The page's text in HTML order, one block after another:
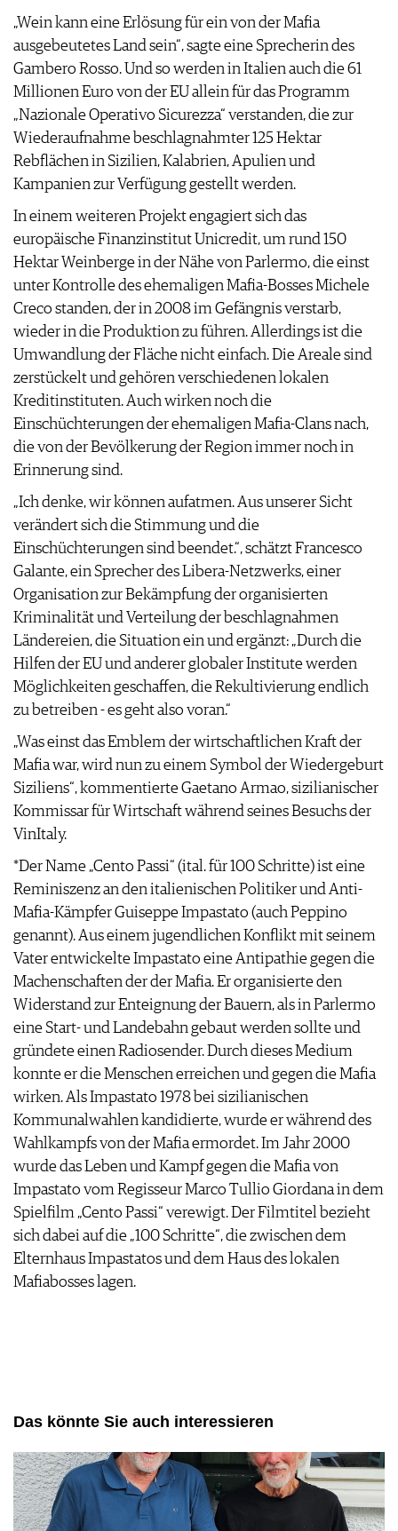
„Wein kann eine Erlösung für ein von der Mafia
ausgebeutetes Land sein“, sagte eine Sprecherin des
Gambero Rosso. Und so werden in Italien auch die 61
Millionen Euro von der EU allein für das Programm
„Nazionale Operativo Sicurezza“ verstanden, die zur
Wiederaufnahme beschlagnahmter 125 Hektar
Rebflächen in Sizilien, Kalabrien, Apulien und
Kampanien zur Verfügung gestellt werden.
In einem weiteren Projekt engagiert sich das
europäische Finanzinstitut Unicredit, um rund 150
Hektar Weinberge in der Nähe von Parlermo, die einst
unter Kontrolle des ehemaligen Mafia-Bosses Michele
Creco standen, der in 2008 im Gefängnis verstarb,
wieder in die Produktion zu führen. Allerdings ist die
Umwandlung der Fläche nicht einfach. Die Areale sind
zerstückelt und gehören verschiedenen lokalen
Kreditinstituten. Auch wirken noch die
Einschüchterungen der ehemaligen Mafia-Clans nach,
die von der Bevölkerung der Region immer noch in
Erinnerung sind.
„Ich denke, wir können aufatmen. Aus unserer Sicht
verändert sich die Stimmung und die
Einschüchterungen sind beendet.“, schätzt Francesco
Galante, ein Sprecher des Libera-Netzwerks, einer
Organisation zur Bekämpfung der organisierten
Kriminalität und Verteilung der beschlagnahmen
Ländereien, die Situation ein und ergänzt: „Durch die
Hilfen der EU und anderer globaler Institute werden
Möglichkeiten geschaffen, die Rekultivierung endlich
zu betreiben - es geht also voran.“
„Was einst das Emblem der wirtschaftlichen Kraft der
Mafia war, wird nun zu einem Symbol der Wiedergeburt
Siziliens“, kommentierte Gaetano Armao, sizilianischer
Kommissar für Wirtschaft während seines Besuchs der
VinItaly.
*Der Name „Cento Passi“ (ital. für 100 Schritte) ist eine
Reminiszenz an den italienischen Politiker und Anti-
Mafia-Kämpfer Guiseppe Impastato (auch Peppino
genannt). Aus einem jugendlichen Konflikt mit seinem
Vater entwickelte Impastato eine Antipathie gegen die
Machenschaften der der Mafia. Er organisierte den
Widerstand zur Enteignung der Bauern, als in Parlermo
eine Start- und Landebahn gebaut werden sollte und
gründete einen Radiosender. Durch dieses Medium
konnte er die Menschen erreichen und gegen die Mafia
wirken. Als Impastato 1978 bei sizilianischen
Kommunalwahlen kandidierte, wurde er während des
Wahlkampfs von der Mafia ermordet. Im Jahr 2000
wurde das Leben und Kampf gegen die Mafia von
Impastato vom Regisseur Marco Tullio Giordana in dem
Spielfilm „Cento Passi“ verewigt. Der Filmtitel bezieht
sich dabei auf die „100 Schritte“, die zwischen dem
Elternhaus Impastatos und dem Haus des lokalen
Mafiabosses lagen.
Das könnte Sie auch interessieren